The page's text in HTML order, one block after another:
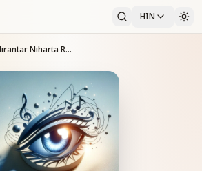
HIN
Aapko Mai Nirantar Niharta Rahu